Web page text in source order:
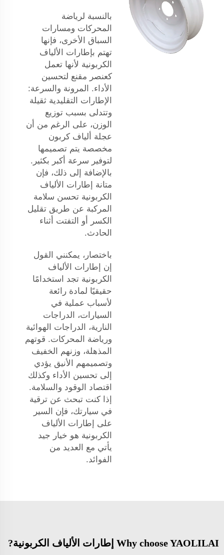
بالنسبة لرياضة
المحركات ومسارات
السباق الأخرى، فإنها
تهتم بإطارات الألياف
الكربونية لأنها تعمل
كعنصر مقنع لتحسين
الأداء. المرونة والسرعة:
الإطارات التقليدية ثقيلة
وتتدلى بسبب توزيع
الوزن، على الرغم من أن
عجلة ألياف كربون
مخصصة يتم تصميمها
لتوفير سرعة أكبر بكثير.
بالإضافة إلى ذلك، فإن
متانة إطارات الألياف
الكربونية تحسن سلامة
المركبة عن طريق تقليل
الكسر أو التفتت أثناء
الحادث.
باختصار، يمكنني القول
إن إطارات الألياف
الكربونية تجد استخدامًا
حقيقيًا لمادة رائعة
لأسباب عملية في
السيارات، الدراجات
النارية، الدراجات الهوائية
ورياضة المحركات. قوتهم
المذهلة، وزنهم الخفيف
وتصميمهم الأنيق يؤدي
إلى تحسين الأداء وكذلك
اقتصاد الوقود والسلامة.
إذا كنت تبحث عن ترقية
في سيارتك، فإن السير
على إطارات الألياف
الكربونية هو خيار جيد
يأتي مع العديد من
الفوائد.
Why choose YAOLILAI إطارات الألياف الكربونية?